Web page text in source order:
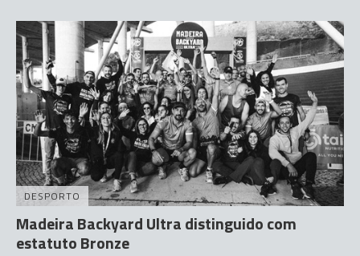
DESPORTO
Madeira Backyard Ultra distinguido com
estatuto Bronze